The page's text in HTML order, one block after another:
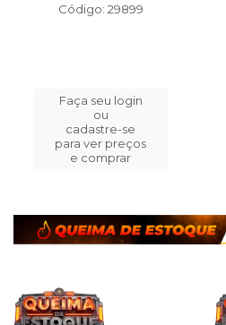
Código: 29899
Faça seu login
ou
cadastre-se
para ver preços
e comprar